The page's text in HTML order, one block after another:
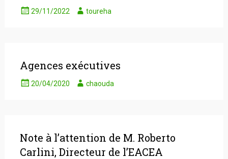
29/11/2022 toureha
Agences exécutives
20/04/2020 chaouda
Note à l’attention de M. Roberto
Carlini, Directeur de l’EACEA